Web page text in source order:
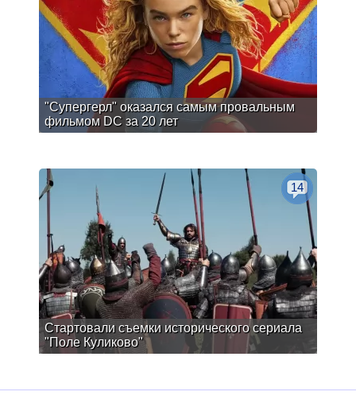
"Супергерл" оказался самым провальным
фильмом DC за 20 лет
Стартовали съемки исторического сериала
"Поле Куликово"
14